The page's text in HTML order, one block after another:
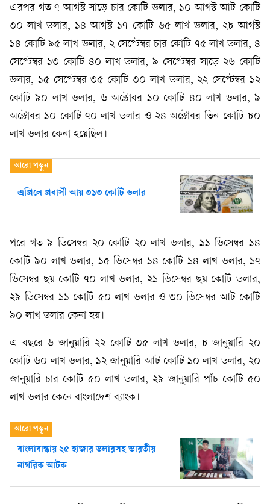
এরপর গত ৭ আগস্ট সাড়ে চার কোটি ডলার, ১০ আগস্ট আট কোটি
৩০ লাখ ডলার, ১৪ আগস্ট ১৭ কোটি ৬৫ লাখ ডলার, ২৮ আগস্ট
১৪ কোটি ৯৫ লাখ ডলার, ২ সেপ্টেম্বর চার কোটি ৭৫ লাখ ডলার, ৪
সেপ্টেম্বর ১৩ কোটি ৪০ লাখ ডলার, ৯ সেপ্টেম্বর সাড়ে ২৬ কোটি
ডলার, ১৫ সেপ্টেম্বর ৩৫ কোটি ৩০ লাখ ডলার, ২২ সেপ্টেম্বর ১২
কোটি ৯০ লাখ ডলার, ৬ অক্টোবর ১০ কোটি ৪০ লাখ ডলার, ৯
অক্টোবর ১০ কোটি ৭০ লাখ ডলার ও ২৪ অক্টোবর তিন কোটি ৮০
লাখ ডলার কেনা হয়েছিল।
এপ্রিলে প্রবাসী আয় ৩১৩ কোটি ডলার
পরে গত ৯ ডিসেম্বর ২০ কোটি ২০ লাখ ডলার, ১১ ডিসেম্বর ১৪
কোটি ৯০ লাখ ডলার, ১৫ ডিসেম্বর ১৪ কোটি ১৪ লাখ ডলার, ১৭
ডিসেম্বর ছয় কোটি ৭০ লাখ ডলার, ২১ ডিসেম্বর ছয় কোটি ডলার,
২৯ ডিসেম্বর ১১ কোটি ৫০ লাখ ডলার ও ৩০ ডিসেম্বর আট কোটি
৯০ লাখ ডলার কেনা হয়।
এ বছরে ৬ জানুয়ারি ২২ কোটি ৩৫ লাখ ডলার, ৮ জানুয়ারি ২০
কোটি ৬০ লাখ ডলার, ১২ জানুয়ারি আট কোটি ১০ লাখ ডলার, ২০
জানুয়ারি চার কোটি ৫০ লাখ ডলার, ২৯ জানুয়ারি পাঁচ কোটি ৫০
লাখ ডলার কেনে বাংলাদেশ ব্যাংক।
বাংলাবান্ধায় ২৫ হাজার ডলারসহ ভারতীয়
নাগরিক আটক